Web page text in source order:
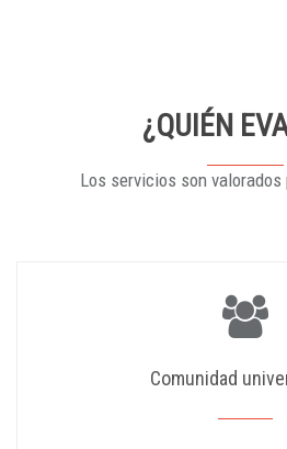
¿QUIÉN
Los servicios son
Comunidad